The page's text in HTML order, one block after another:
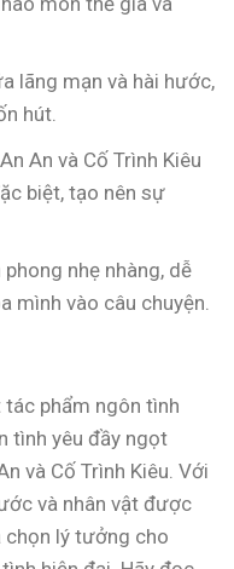
lãng mạn và hài hước,
hút.
An và Cố Trình Kiêu
biệt, tạo nên sự
phong nhẹ nhàng, dễ
mình vào câu chuyện.
tác phẩm ngôn tình
tình yêu đầy ngọt
và Cố Trình Kiêu. Với
và nhân vật được
chọn lý tưởng cho